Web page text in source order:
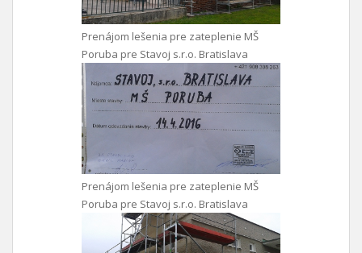
Prenájom lešenia pre zateplenie MŠ
Poruba pre Stavoj s.r.o. Bratislava
Prenájom lešenia pre zateplenie MŠ
Poruba pre Stavoj s.r.o. Bratislava